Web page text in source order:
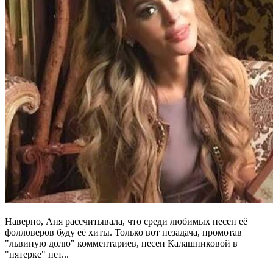
Наверно, Аня рассчитывала, что среди любимых песен её
фолловеров буду её хиты. Только вот незадача, промотав
"львиную долю" комментариев, песен Калашниковой в
"пятерке" нет...